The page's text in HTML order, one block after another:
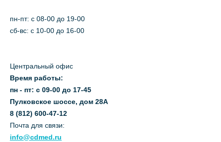
пн-пт: c 08-00 до 19-00
сб-вс: с 10-00 до 16-00
Центральный офис
Время работы:
пн - пт: с 09-00 до 17-45
Пулковское шоссе, дом 28А
8 (812) 600-47-12
Почта для связи:
info@cdmed.ru